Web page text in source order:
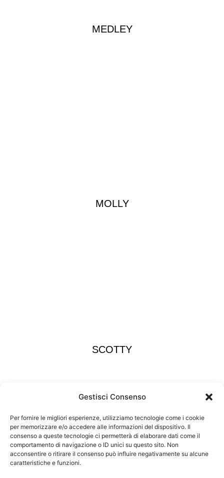
Gestisci Consenso
Per fornire le migliori esperienze, utilizziamo tecnologie come i cookie
per memorizzare e/o accedere alle informazioni del dispositivo. Il
consenso a queste tecnologie ci permetterà di elaborare dati come il
comportamento di navigazione o ID unici su questo sito. Non
acconsentire o ritirare il consenso può influire negativamente su alcune
caratteristiche e funzioni.
MEDLEY
MOLLY
SCOTTY